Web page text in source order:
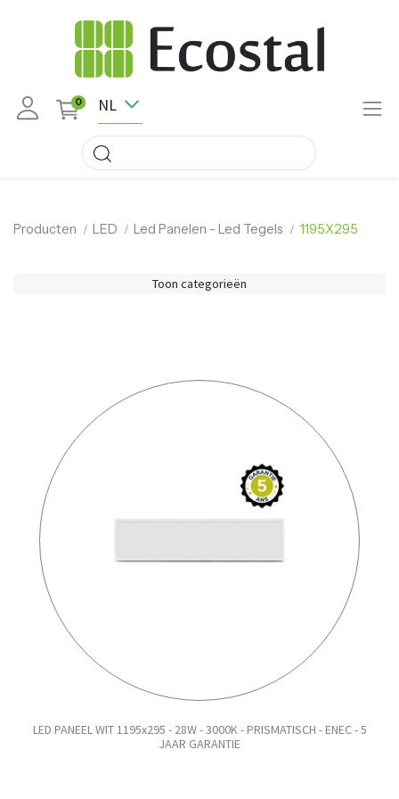
0 NL
Producten LED Led Panelen - Led Tegels 1195X295
Toon categorieën
LED PANEEL WIT 1195x295 - 28W - 3000K - PRISMATISCH - ENEC - 5
JAAR GARANTIE